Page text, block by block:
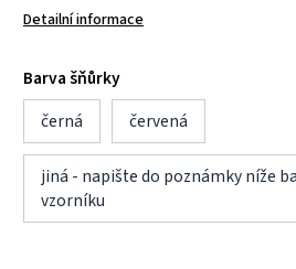
Detailní informace
Barva šňůrky
černá
červená
jiná - napište do poznámky níže
vzorníku